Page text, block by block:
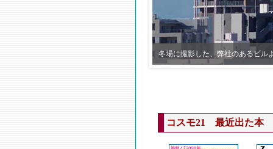
冬場に撮影した、弊社のあるビル
コスモ21 最近出た本